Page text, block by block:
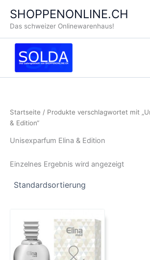
Inhalt
springen
SHOPPENONLINE.CH
Das schweizer Onlinewarenhaus!
Startseite / Produkte verschlagwortet mit
& Edition“
Unisexparfum Elina & Edition
Einzelnes Ergebnis wird angezeigt